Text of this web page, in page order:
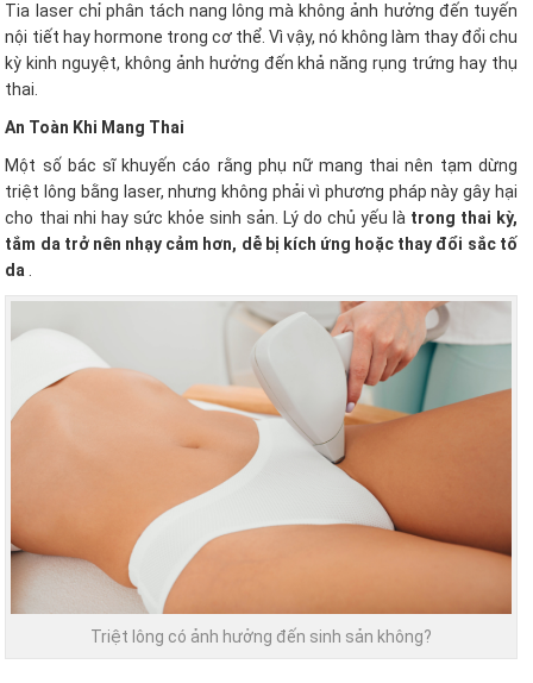
Tia laser chỉ phân tách nang lông mà không ảnh hưởng đến tuyến
nội tiết hay hormone trong cơ thể. Vì vậy, nó không làm thay đổi chu
kỳ kinh nguyệt, không ảnh hưởng đến khả năng rụng trứng hay thụ
thai.
An Toàn Khi Mang Thai
Một số bác sĩ khuyến cáo rằng phụ nữ mang thai nên tạm dừng
triệt lông bằng laser, nhưng không phải vì phương pháp này gây hại
cho thai nhi hay sức khỏe sinh sản. Lý do chủ yếu là trong thai kỳ,
tắm da trở nên nhạy cảm hơn, dễ bị kích ứng hoặc thay đổi sắc tố
da
Triệt lông có ảnh hưởng đến sinh sản không?